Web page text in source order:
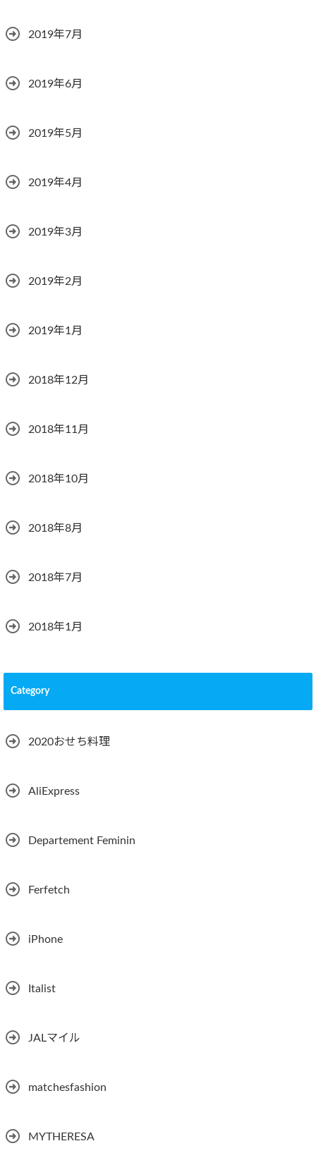
2019年7月
2019年6月
2019年5月
2019年4月
2019年3月
2019年2月
2019年1月
2018年12月
2018年11月
2018年10月
2018年8月
2018年7月
2018年1月
Category
2020おせち料理
AliExpress
Departement Feminin
Ferfetch
iPhone
Italist
JALマイル
matchesfashion
MYTHERESA